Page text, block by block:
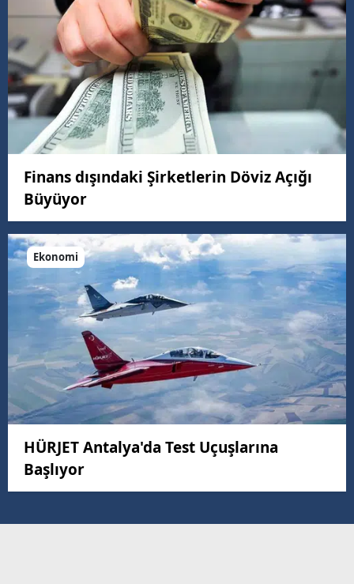
Finans dışındaki Şirketlerin Döviz Açığı
Büyüyor
Ekonomi
HÜRJET Antalya'da Test Uçuşlarına
Başlıyor